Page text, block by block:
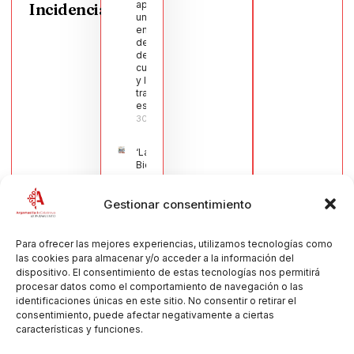
Gestionar consentimiento
Para ofrecer las mejores experiencias, utilizamos tecnologías como
las cookies para almacenar y/o acceder a la información del
dispositivo. El consentimiento de estas tecnologías nos permitirá
procesar datos como el comportamiento de navegación o las
identificaciones únicas en este sitio. No consentir o retirar el
consentimiento, puede afectar negativamente a ciertas
características y funciones.
Incidencias
aprueba
una moción
en defensa
del sector
de la
cuchillería
y la navaja
tradicional
española
30/07/2026
‘La
Bienvenida’,
estampa de
de la Virgen
Muñoz
Muñoz,
anuncia las
Fiestas
Patronales
2026
30/07/2026